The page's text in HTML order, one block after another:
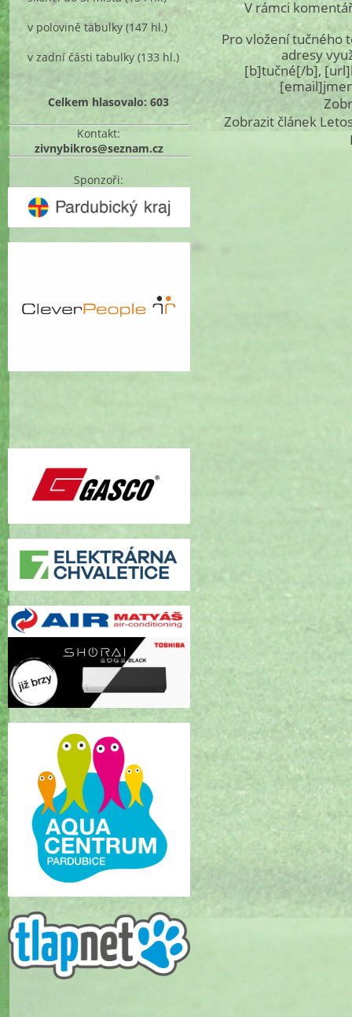
v polovině tabulky (147 hl.)
v zadní části tabulky (133 hl.)
Celkem hlasovalo: 603
Kontakt:
zivnybikros@seznam.cz
Sponzoři:
V rámci
Pro vložení tučného
adresy
[b]tučné[/b],
Zobrazit článek